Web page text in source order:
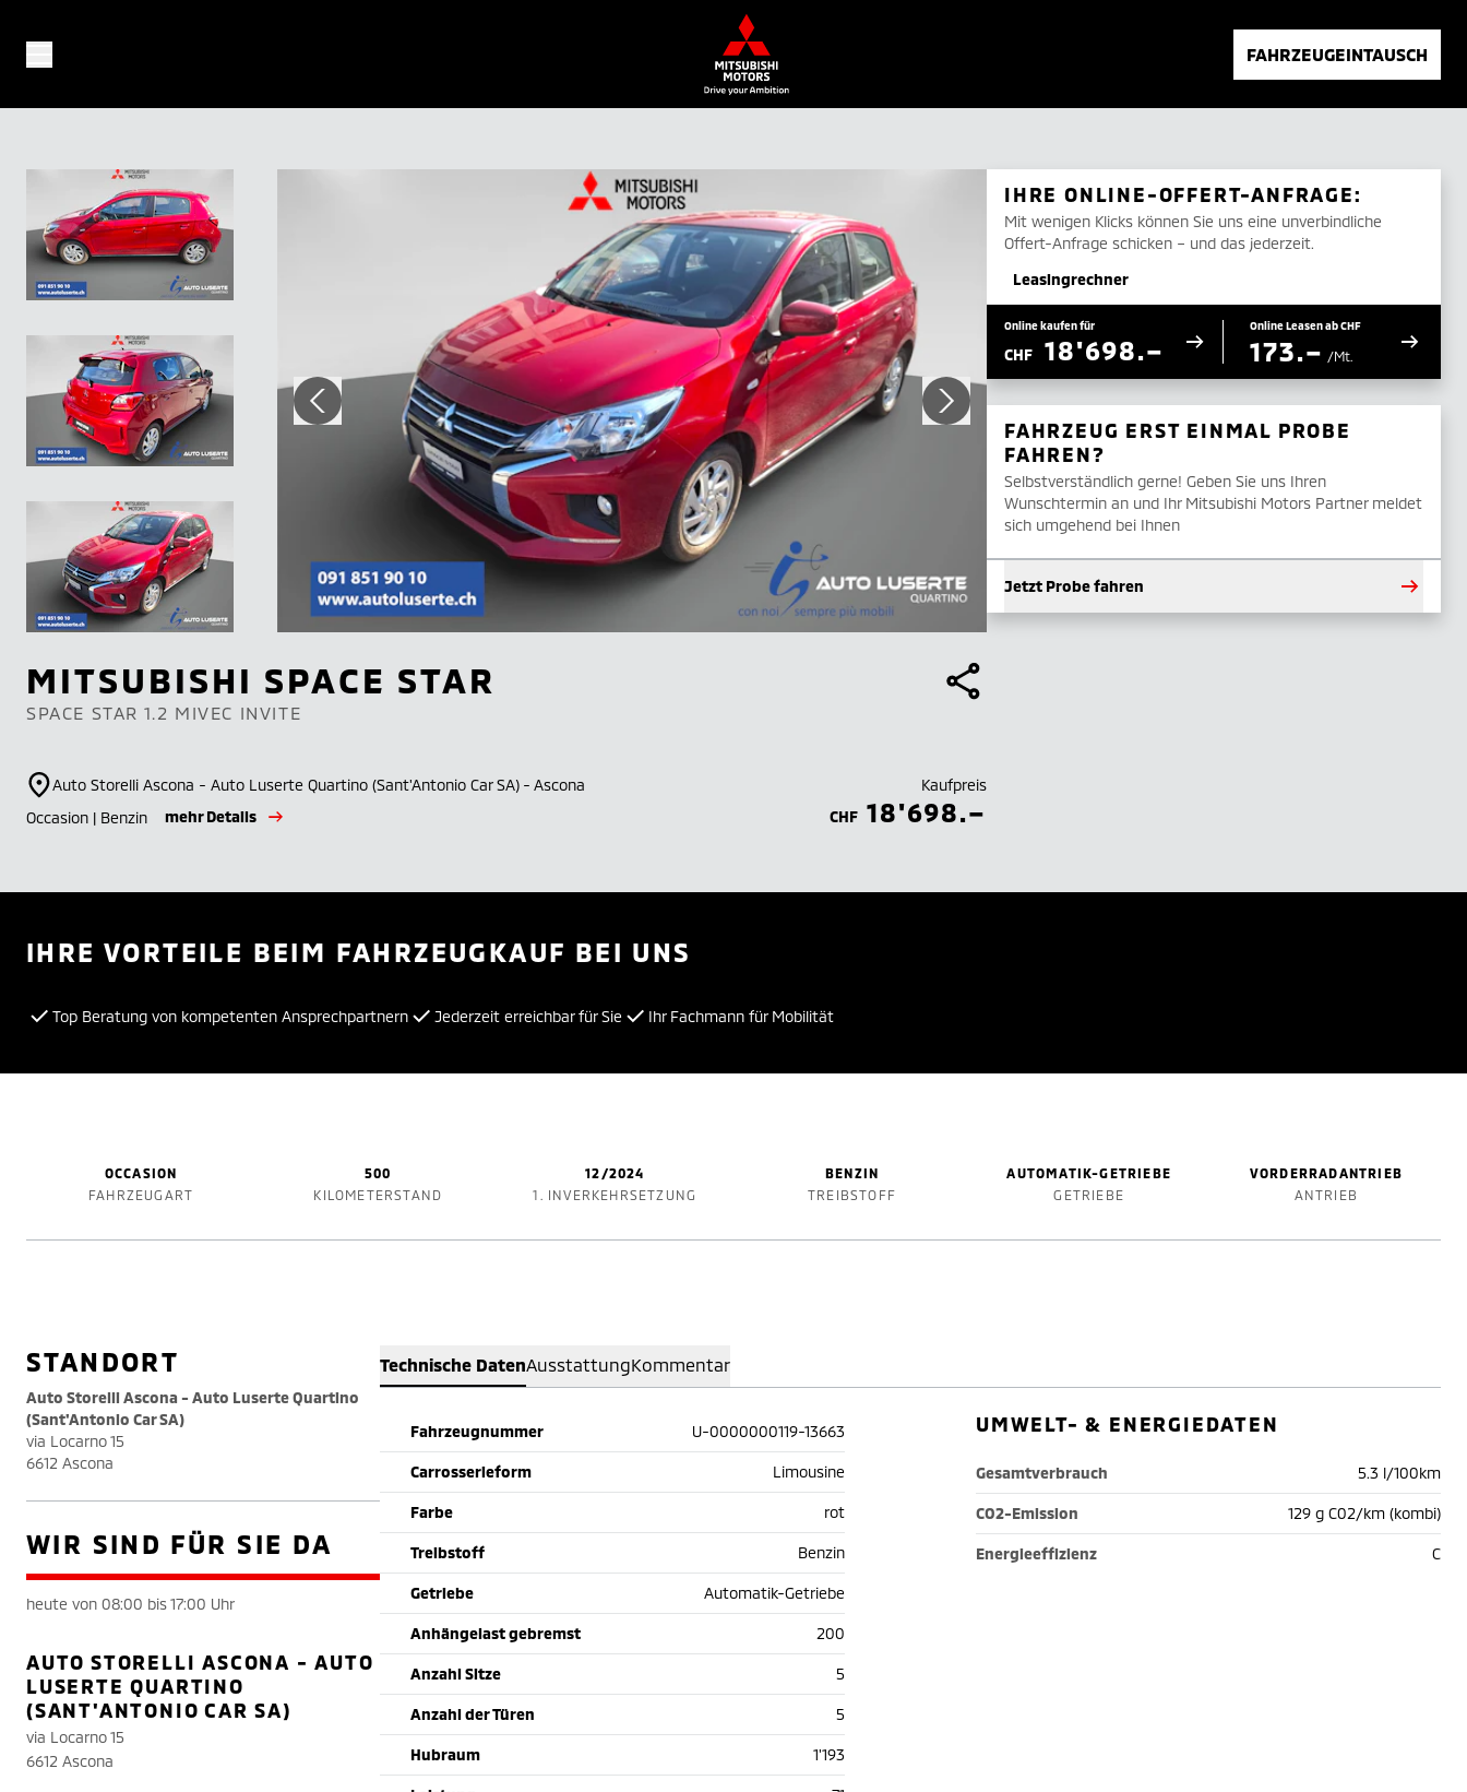
FAHRZEUGEINTAUSCH
MITSUBISHI SPACE STAR
SPACE STAR 1.2 MIVEC INVITE
Auto Storelli Ascona - Auto Luserte Quartino (Sant'Antonio Car SA) - Ascona
Occasion | Benzin
mehr Details
Kaufpreis
CHF 18'698.–
IHRE ONLINE-OFFERT-ANFRAGE:
Mit wenigen Klicks können Sie uns eine unverbindliche
Offert-Anfrage schicken – und das jederzeit.
Leasingrechner
Online kaufen für
CHF 18'698.–
Online Leasen ab CHF
173.– /Mt.
FAHRZEUG ERST EINMAL PROBE
FAHREN?
Selbstverständlich gerne! Geben Sie uns Ihren
Wunschtermin an und Ihr Mitsubishi Motors Partner meldet
sich umgehend bei Ihnen
Jetzt Probe fahren
IHRE VORTEILE BEIM FAHRZEUGKAUF BEI UNS
Top Beratung von kompetenten Ansprechpartnern Jederzeit erreichbar für Sie Ihr Fachmann für Mobilität
OCCASION
FAHRZEUGART
500
KILOMETERSTAND
12/2024
1. INVERKEHRSETZUNG
BENZIN
TREIBSTOFF
AUTOMATIK-GETRIEBE
GETRIEBE
VORDERRADANTRIEB
ANTRIEB
Technische DatenAusstattungKommentar
Fahrzeugnummer U-0000000119-13663
Carrosserieform Limousine
Farbe rot
Treibstoff Benzin
Getriebe Automatik-Getriebe
Anhängelast gebremst 200
Anzahl Sitze 5
Anzahl der Türen 5
Hubraum 1'193
UMWELT- & ENERGIEDATEN
Gesamtverbrauch 5.3 l/100km
CO2-Emission 129 g C02/km (kombi)
Energieeffizienz C
STANDORT
Auto Storelli Ascona - Auto Luserte Quartino
(Sant'Antonio Car SA)
via Locarno 15
6612 Ascona
WIR SIND FÜR SIE DA
heute von 08:00 bis 17:00 Uhr
AUTO STORELLI ASCONA - AUTO
LUSERTE QUARTINO
(SANT'ANTONIO CAR SA)
via Locarno 15
6612 Ascona